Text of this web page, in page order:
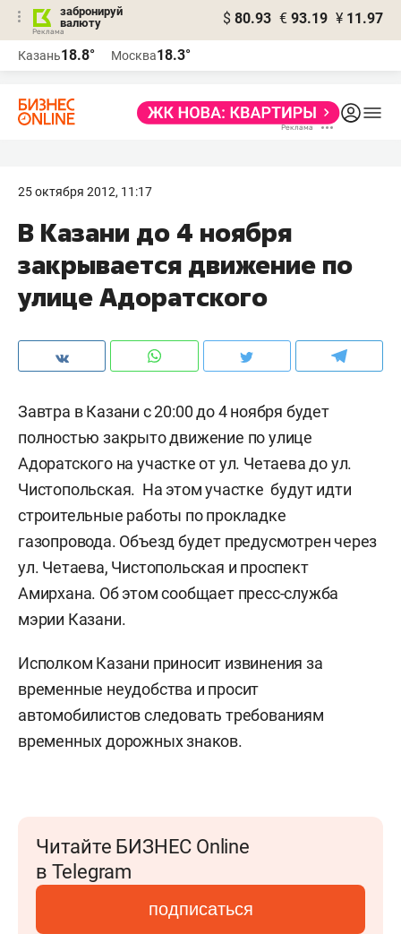
забронируй
валюту
$ 80.93 € 93.19 ¥ 11.97
Казань18.8° Москва18.3°
25 октября 2012, 11:17
В Казани до 4 ноября
закрывается движение по
улице Адоратского
Завтра в Казани с 20:00 до 4 ноября будет
полностью закрыто движение по улице
Адоратского на участке от ул. Четаева до ул.
Чистопольская. На этом участке будут идти
строительные работы по прокладке
газопровода. Объезд будет предусмотрен через
ул. Четаева, Чистопольская и проспект
Амирхана. Об этом сообщает пресс-служба
мэрии Казани.
Исполком Казани приносит извинения за
временные неудобства и просит
автомобилистов следовать требованиям
временных дорожных знаков.
Читайте БИЗНЕС Online
в Telegram
подписаться